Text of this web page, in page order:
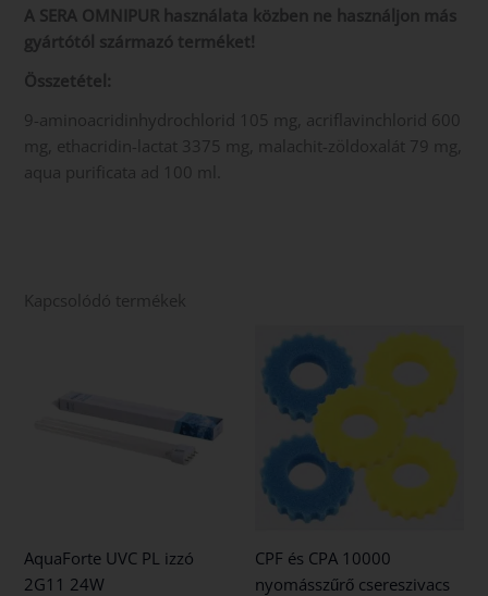
A SERA OMNIPUR használata közben ne használjon más
gyártótól származó terméket!
Összetétel:
9-aminoacridinhydrochlorid 105 mg, acriflavinchlorid 600
mg, ethacridin-lactat 3375 mg, malachit-zöldoxalát 79 mg,
aqua purificata ad 100 ml.
Kapcsolódó termékek
AquaForte UVC PL izzó
2G11 24W
CPF és CPA 10000
nyomásszűrő csereszivacs